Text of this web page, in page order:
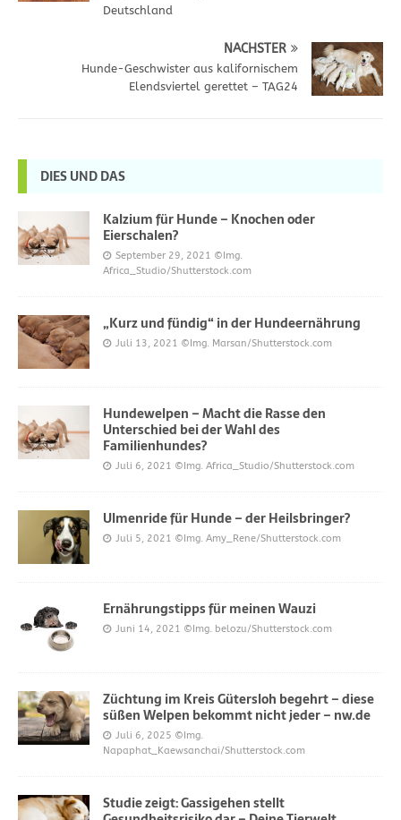
Deutschland
NÄCHSTER
Hunde-Geschwister aus kalifornischem
Elendsviertel gerettet – TAG24
DIES UND DAS
Kalzium für Hunde – Knochen oder
Eierschalen?
September 29, 2021 ©Img.
Africa_Studio/Shutterstock.com
„Kurz und fündig“ in der Hundeernährung
Juli 13, 2021 ©Img. Marsan/Shutterstock.com
Hundewelpen – Macht die Rasse den
Unterschied bei der Wahl des
Familienhundes?
Juli 6, 2021 ©Img. Africa_Studio/Shutterstock.com
Ulmenride für Hunde – der Heilsbringer?
Juli 5, 2021 ©Img. Amy_Rene/Shutterstock.com
Ernährungstipps für meinen Wauzi
Juni 14, 2021 ©Img. belozu/Shutterstock.com
Züchtung im Kreis Gütersloh begehrt – diese
süßen Welpen bekommt nicht jeder – nw.de
Juli 6, 2025 ©Img.
Napaphat_Kaewsanchai/Shutterstock.com
Studie zeigt: Gassigehen stellt